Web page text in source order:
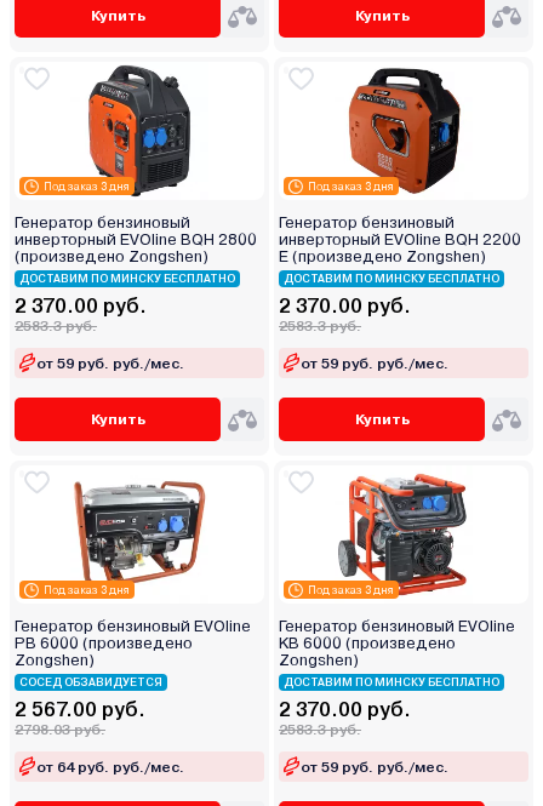
Купить Купить
Под заказ 3 дня
Генератор бензиновый
инверторный EVOline BQH 2800
(произведено Zongshen)
ДОСТАВИМ ПО МИНСКУ БЕСПЛАТНО
2 370.00 руб.
2583.3 руб.
от 59 руб. руб./мес.
Купить
Под заказ 3 дня
Генератор бензиновый
инверторный EVOline BQH 2200
E (произведено Zongshen)
ДОСТАВИМ ПО МИНСКУ БЕСПЛАТНО
2 370.00 руб.
2583.3 руб.
от 59 руб. руб./мес.
Купить
Под заказ 3 дня
Генератор бензиновый EVOline
PB 6000 (произведено
Zongshen)
СОСЕД ОБЗАВИДУЕТСЯ
2 567.00 руб.
2798.03 руб.
от 64 руб. руб./мес.
Под заказ 3 дня
Генератор бензиновый EVOline
KB 6000 (произведено
Zongshen)
ДОСТАВИМ ПО МИНСКУ БЕСПЛАТНО
2 370.00 руб.
2583.3 руб.
от 59 руб. руб./мес.